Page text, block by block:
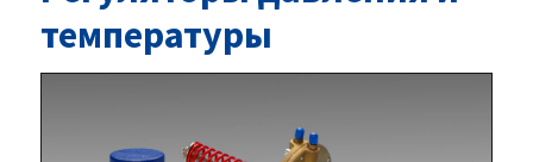
температуры